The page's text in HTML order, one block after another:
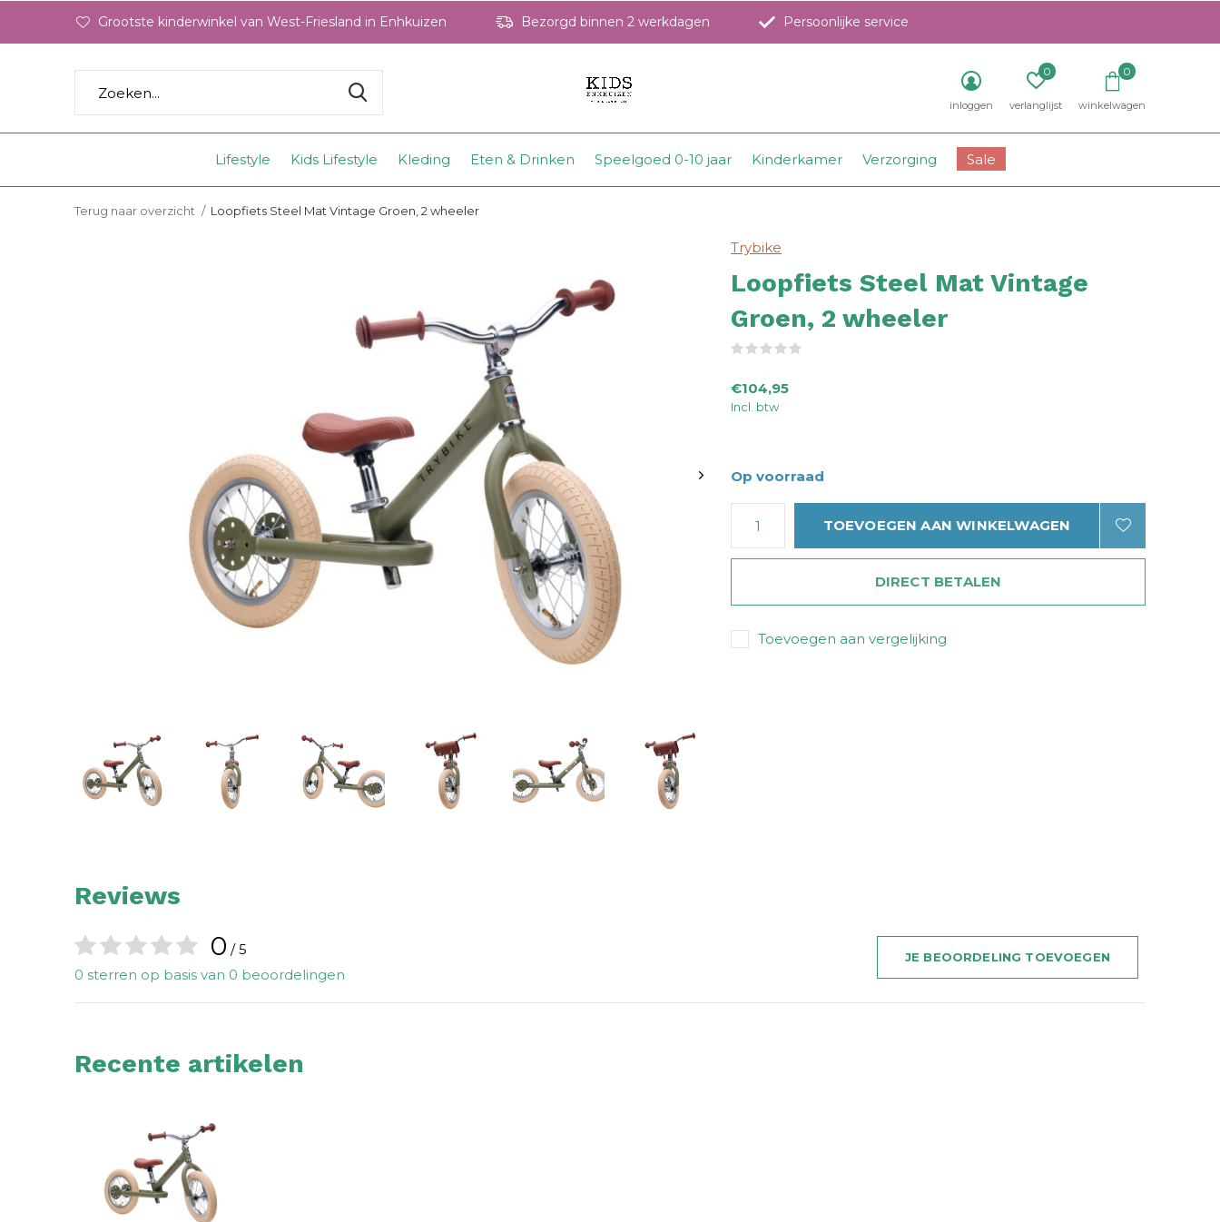
Lifestyle Kids Lifestyle Kleding Eten & Drinken Speelgoed 0-10 jaar Kinderkamer Verzorging Sale
inloggen verlanglijst
0
winkelwagen
0
Grootste kinderwinkel van West-Friesland in Enhkuizen Bezorgd binnen 2 werkdagen Persoonlijke service
Terug naar overzicht Loopfiets Steel Mat Vintage Groen, 2 wheeler
Trybike
Loopfiets Steel Mat Vintage
Groen, 2 wheeler
€104,95
Incl. btw
Op voorraad
TOEVOEGEN AAN WINKELWAGEN
DIRECT BETALEN
Toevoegen aan vergelijking
Reviews
0 / 5
0 sterren op basis van 0 beoordelingen
JE BEOORDELING TOEVOEGEN
Recente artikelen